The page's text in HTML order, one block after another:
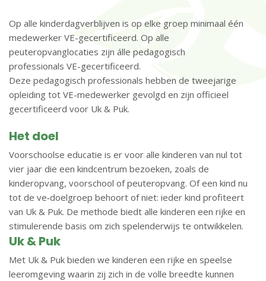
Op alle kinderdagverblijven is op elke groep minimaal één
medewerker VE-gecertificeerd. Op alle
peuteropvanglocaties zijn álle pedagogisch
professionals VE-gecertificeerd.
Deze pedagogisch professionals hebben de tweejarige
opleiding tot VE-medewerker gevolgd en zijn officieel
gecertificeerd voor Uk & Puk.
Het doel
Voorschoolse educatie is er voor alle kinderen van nul tot
vier jaar die een kindcentrum bezoeken, zoals de
kinderopvang, voorschool of peuteropvang. Of een kind nu
tot de ve‑doelgroep behoort of niet: ieder kind profiteert
van Uk & Puk. De methode biedt alle kinderen een rijke en
stimulerende basis om zich spelenderwijs te ontwikkelen.
Uk & Puk
Met Uk & Puk bieden we kinderen een rijke en speelse
leeromgeving waarin zij zich in de volle breedte kunnen